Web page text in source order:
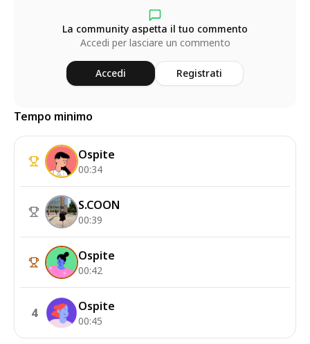
La community aspetta il tuo commento
Accedi per lasciare un commento
Accedi Registrati
Tempo minimo
Ospite
00:34
S.COON
00:39
Ospite
00:42
4 Ospite
00:45